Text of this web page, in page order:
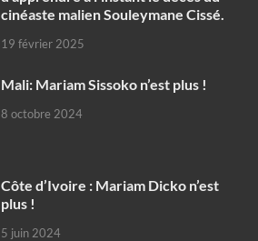
cinéaste malien Souleymane Cissé.
19 février 2025
Mali: Mariam Sissoko n’est plus !
8 octobre 2024
Côte d’Ivoire : Mariam Dicko n’est
plus !
5 juin 2024